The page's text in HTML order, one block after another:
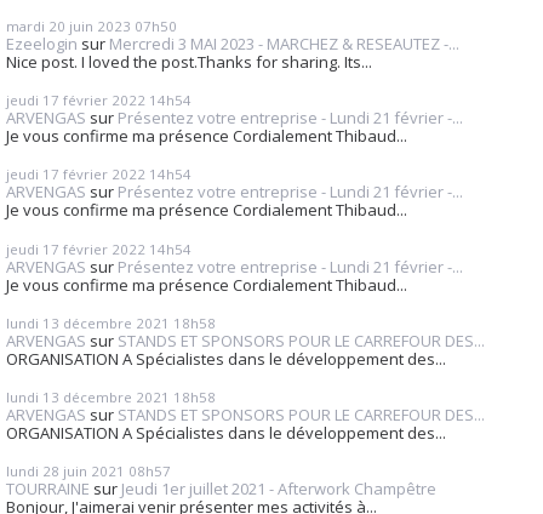
mardi 20 juin 2023 07h50
Ezeelogin sur Mercredi 3 MAI 2023 - MARCHEZ & RESEAUTEZ -...
Nice post. I loved the post.Thanks for sharing. Its...
jeudi 17 février 2022 14h54
ARVENGAS sur Présentez votre entreprise - Lundi 21 février -...
Je vous confirme ma présence Cordialement Thibaud...
jeudi 17 février 2022 14h54
ARVENGAS sur Présentez votre entreprise - Lundi 21 février -...
Je vous confirme ma présence Cordialement Thibaud...
jeudi 17 février 2022 14h54
ARVENGAS sur Présentez votre entreprise - Lundi 21 février -...
Je vous confirme ma présence Cordialement Thibaud...
lundi 13 décembre 2021 18h58
ARVENGAS sur STANDS ET SPONSORS POUR LE CARREFOUR DES...
ORGANISATION A Spécialistes dans le développement des...
lundi 13 décembre 2021 18h58
ARVENGAS sur STANDS ET SPONSORS POUR LE CARREFOUR DES...
ORGANISATION A Spécialistes dans le développement des...
lundi 28 juin 2021 08h57
TOURRAINE sur Jeudi 1er juillet 2021 - Afterwork Champêtre
Bonjour, J'aimerai venir présenter mes activités à...